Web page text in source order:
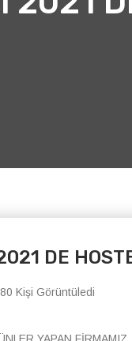
DE
Kişi Görüntüledi